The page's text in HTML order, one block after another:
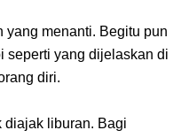
yang menanti. Begitu pun
seperti yang dijelaskan di
diri.
diajak liburan. Bagi